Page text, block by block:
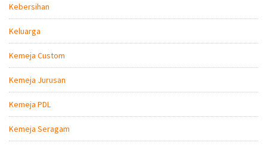
Kebersihan
Keluarga
Kemeja Custom
Kemeja Jurusan
Kemeja PDL
Kemeja Seragam